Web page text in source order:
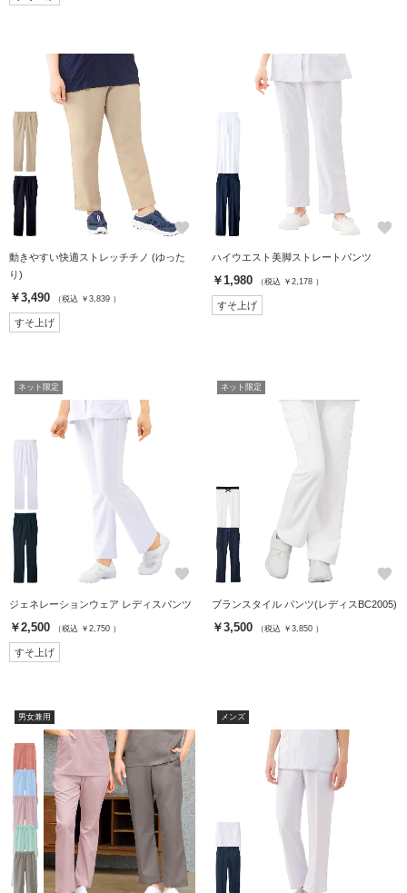
favorite
動きやすい快適ストレッチチノ (ゆった
り)
￥3,490 （税込 ￥3,839 ）
すそ上げ
favorite
ハイウエスト美脚ストレートパンツ
￥1,980 （税込 ￥2,178 ）
すそ上げ
ネット限定
favorite
ジェネレーションウェア レディスパンツ
￥2,500 （税込 ￥2,750 ）
すそ上げ
ネット限定
favorite
ブランスタイル パンツ(レディスBC2005)
￥3,500 （税込 ￥3,850 ）
男女兼用 メンズ